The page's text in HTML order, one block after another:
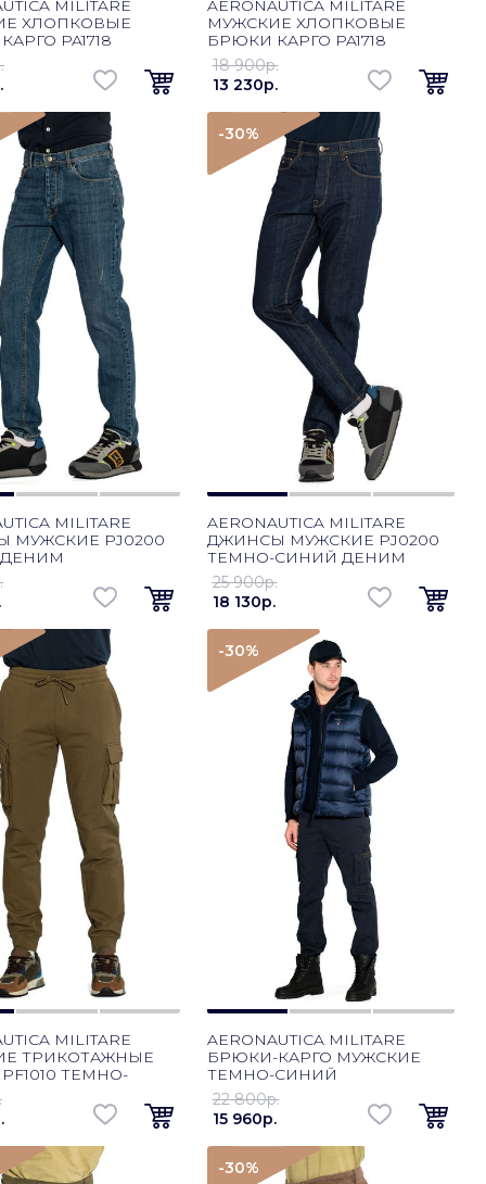
MILITARE
ХЛОПКОВЫЕ
PA1718
AERONAUTICA MILITARE
МУЖСКИЕ ХЛОПКОВЫЕ
БРЮКИ КАРГО PA1718
КОРИЧНЕВЫЙ
18 900p.
13 230p.
MILITARE
МУЖСКИЕ PJ0200
-30%
AERONAUTICA MILITARE
ДЖИНСЫ МУЖСКИЕ PJ0200
ТЕМНО-СИНИЙ ДЕНИМ
25 900p.
18 130p.
MILITARE
ТРИКОТАЖНЫЕ
ТЕМНО-
-30%
AERONAUTICA MILITARE
БРЮКИ-КАРГО МУЖСКИЕ
ТЕМНО-СИНИЙ
22 800p.
15 960p.
-30%